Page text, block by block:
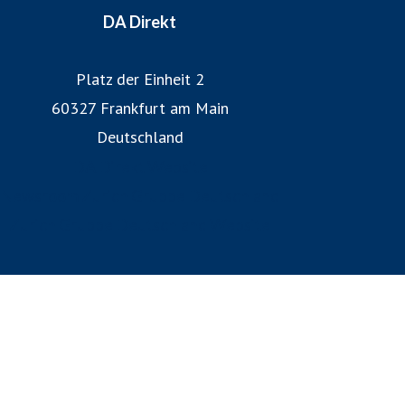
DA Direkt
Platz der Einheit 2
60327 Frankfurt am Main
Deutschland